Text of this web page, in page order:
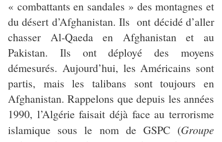
« combattants en sandales » des montagnes et
du désert d’Afghanistan. Ils ont décidé d’aller
chasser Al-Qaeda en Afghanistan et au
Pakistan. Ils ont déployé des moyens
démesurés. Aujourd’hui, les Américains sont
partis, mais les talibans sont toujours en
Afghanistan. Rappelons que depuis les années
1990, l’Algérie faisait déjà face au terrorisme
islamique sous le nom de GSPC (Groupe